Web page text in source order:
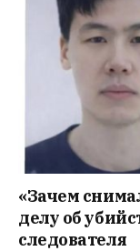
«Зачем
делу об
следователя